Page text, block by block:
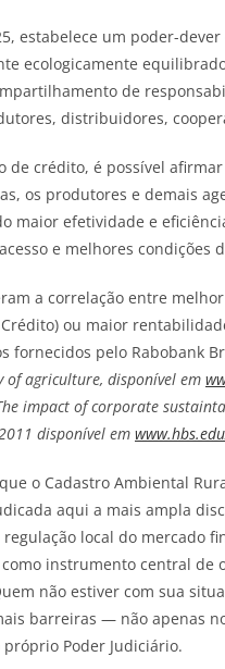
estabelece um poder-
ecologicamente
de
distribuidores,
de crédito, é possível
os produtores e demais
maior efetividade e
e melhores condições
a correlação entre
ou maior
fornecidos pelo Rabobank
agriculture, disponível em
impact of corporate
disponível em
o Cadastro Ambiental
aqui a mais ampla
local do mercado
como instrumento central
não estiver com sua
barreiras — não apenas
Poder Judiciário.